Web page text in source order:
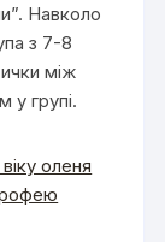
Навколо
з 7-8
між
у групі.
оленя